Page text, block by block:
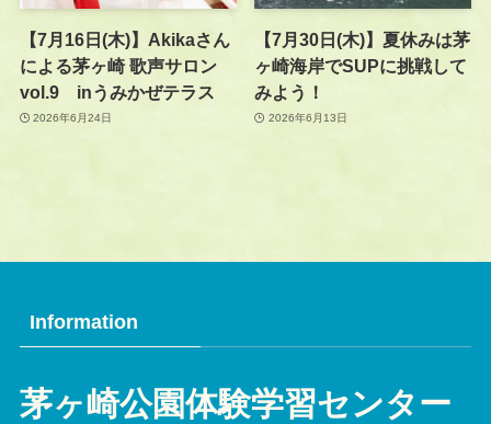
【7月16日(木)】Akikaさん
による茅ヶ崎 歌声サロン
vol.9 inうみかぜテラス
2026年6月24日
【7月30日(木)】夏休みは茅
ヶ崎海岸でSUPに挑戦して
みよう！
2026年6月13日
Information
茅ヶ崎公園体験学習センター